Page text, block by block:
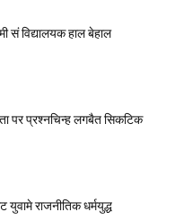
सं विद्यालयक हाल बेहाल
पर प्रश्नचिन्ह लगबैत सिकटिक
युवामे राजनीतिक धर्मयुद्ध